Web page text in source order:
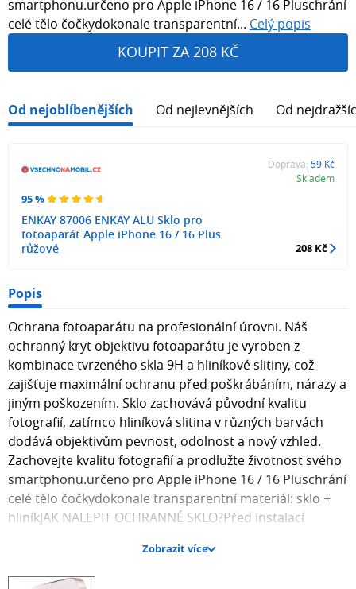
smartphonu.určeno pro Apple iPhone 16 / 16 Pluschrání
celé tělo čočkydokonale transparentní... Celý popis
KOUPIT ZA 208 KČ
Od nejoblíbenějších Od nejlevnějších Od
95 %
ENKAY 87006 ENKAY ALU Sklo pro
fotoaparát Apple iPhone 16 / 16 Plus
růžové
Doprava: 59 Kč
Skladem
208 Kč
Popis
Ochrana fotoaparátu na profesionální úrovni. Náš
ochranný kryt objektivu fotoaparátu je vyroben z
kombinace tvrzeného skla 9H a hliníkové slitiny, což
zajišťuje maximální ochranu před poškrábáním, nárazy a
jiným poškozením. Sklo zachovává původní kvalitu
fotografií, zatímco hliníková slitina v různých barvách
dodává objektivům pevnost, odolnost a nový vzhled.
Zachovejte kvalitu fotografií a prodlužte životnost svého
smartphonu.určeno pro Apple iPhone 16 / 16 Pluschrání
celé tělo čočkydokonale transparentní materiál: sklo +
hliníkJAK NALEPIT OCHRANNÉ SKLO?Před instalací
připevněno ke smartphonu. 1. Důkladně vyčistěte
displej/objektiv fotoaparátu smartphonu pomocí
Zobrazit více